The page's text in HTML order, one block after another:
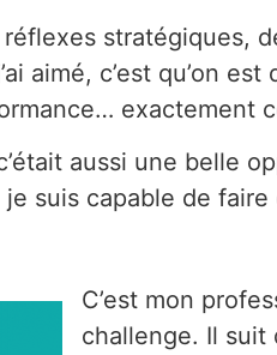
réflexes
aimé, c’est qu’on
exactement
aussi une belle
suis capable de
C’est mon
challenge. Il suit